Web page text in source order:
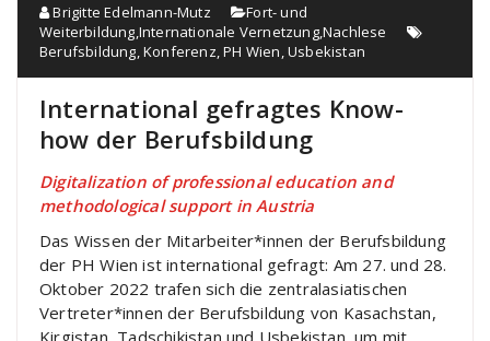
Brigitte Edelmann-Mutz
Fort- und
Weiterbildung,Internationale Vernetzung,Nachlese
Berufsbildung,Konferenz,PH Wien,Usbekistan
International gefragtes Know-
how der Berufsbildung
Digitalization of professional education and
methodological support in Austria
Das Wissen der Mitarbeiter*innen der Berufsbildung
der PH Wien ist international gefragt: Am 27. und 28.
Oktober 2022 trafen sich die zentralasiatischen
Vertreter*innen der Berufsbildung von Kasachstan,
Kirgistan, Tadschikistan und Usbekistan, um mit